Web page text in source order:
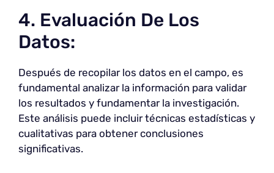
4. Evaluación De Los
Datos:
Después de recopilar los datos en el campo, es
fundamental analizar la información para validar
los resultados y fundamentar la investigación.
Este análisis puede incluir técnicas estadísticas y
cualitativas para obtener conclusiones
significativas.